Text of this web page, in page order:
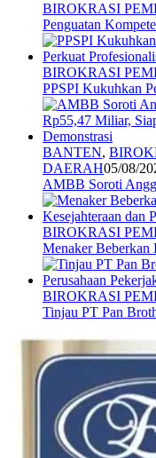
BIROKRASI
Penguatan
BIROKRASI
PPSPI Kukuhkan
BANTEN,
DAERAH05/08/
AMBB Soroti
BIROKRASI
Menaker
BIROKRASI
Tinjau PT Pan